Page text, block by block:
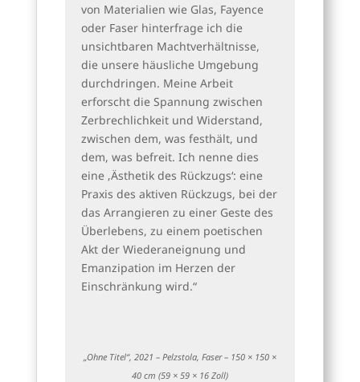
von Materialien wie Glas, Fayence
oder Faser hinterfrage ich die
unsichtbaren Machtverhältnisse,
die unsere häusliche Umgebung
durchdringen. Meine Arbeit
erforscht die Spannung zwischen
Zerbrechlichkeit und Widerstand,
zwischen dem, was festhält, und
dem, was befreit. Ich nenne dies
eine ‚Ästhetik des Rückzugs‘: eine
Praxis des aktiven Rückzugs, bei der
das Arrangieren zu einer Geste des
Überlebens, zu einem poetischen
Akt der Wiederaneignung und
Emanzipation im Herzen der
Einschränkung wird.“
„Ohne Titel“, 2021 – Pelzstola, Faser – 150 × 150 ×
40 cm (59 × 59 × 16 Zoll)